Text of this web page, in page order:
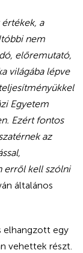
a
nem
előremutató,
világába lépve
Egyetem
Ezért fontos
az
erről kell szólni
általános
elhangzott egy
vehettek részt.